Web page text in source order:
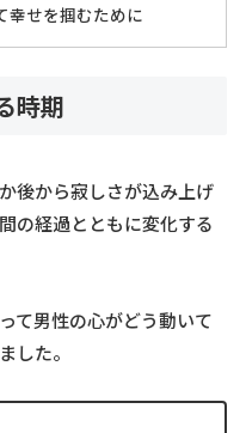
幸せを掴むために
時期
後から寂しさが込み上げ
の経過とともに変化する
て男性の心がどう動いて
した。